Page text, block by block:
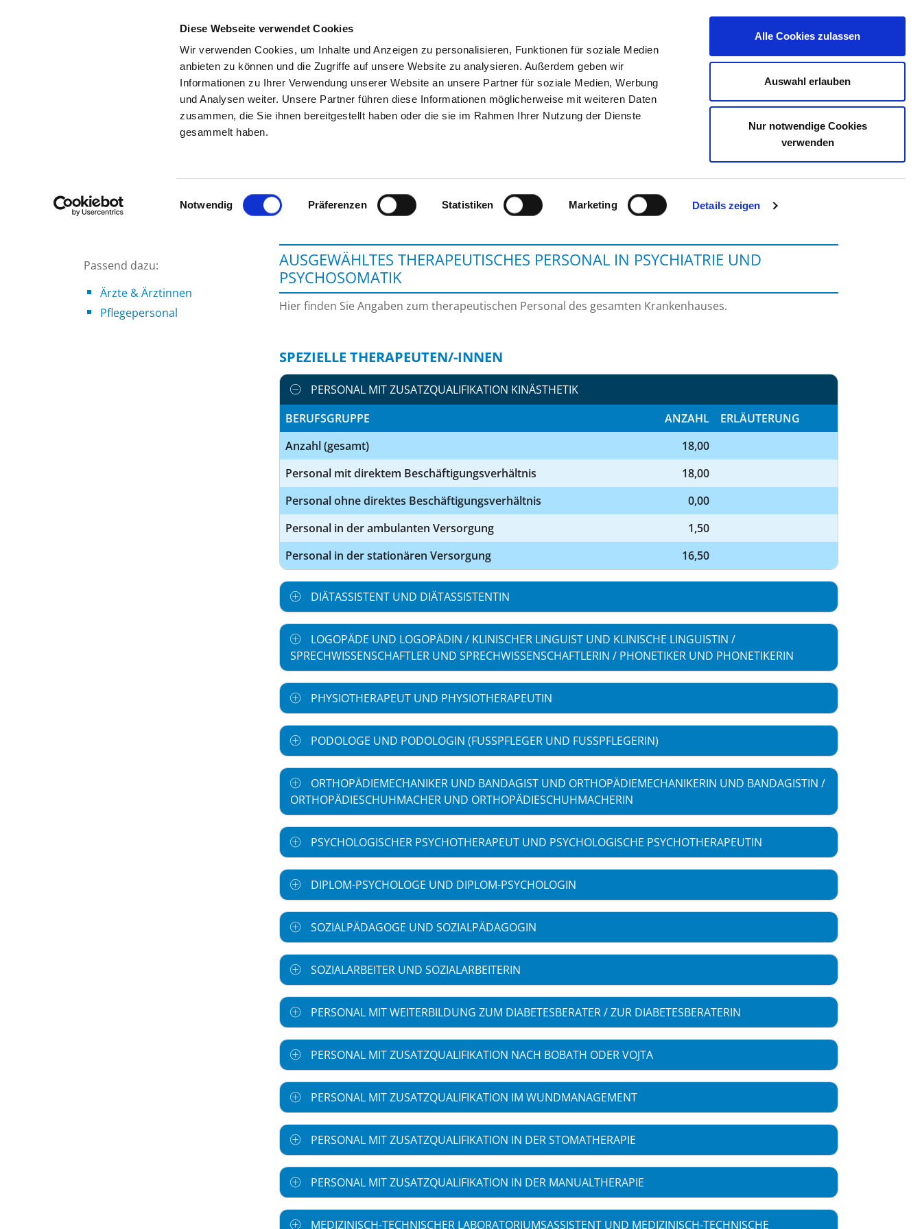
Diese Webseite verwendet Cookies
Wir verwenden Cookies, um Inhalte und Anzeigen zu personalisieren, Funktionen für soziale Medien
anbieten zu können und die Zugriffe auf unsere Website zu analysieren. Außerdem geben wir
Informationen zu Ihrer Verwendung unserer Website an unsere Partner für soziale Medien, Werbung
und Analysen weiter. Unsere Partner führen diese Informationen möglicherweise mit weiteren Daten
zusammen, die Sie ihnen bereitgestellt haben oder die sie im Rahmen Ihrer Nutzung der Dienste
gesammelt haben.
Einwilligungsauswahl
Notwendig Präferenzen Statistiken Marketing Details zeigen
Alle Cookies zulassen
Auswahl erlauben
Nur notwendige Cookies
verwenden
SUCHEN TIPPS & HILFE DAS DKV STELLENBÖRSE KONTAKT IHRE MEINUNG
Zur Krankenhaus-Startseite
Passend dazu:
Ärzte & Ärztinnen
Pflegepersonal
AUSGEWÄHLTES THERAPEUTISCHES PERSONAL IN PSYCHIATRIE UND
PSYCHOSOMATIK
Hier finden Sie Angaben zum therapeutischen Personal des gesamten Krankenhauses.
SPEZIELLE THERAPEUTEN/-INNEN
PERSONAL MIT ZUSATZQUALIFIKATION KINÄSTHETIK
BERUFSGRUPPE
ANZAHL
ERLÄUTERUNG
Anzahl (gesamt)
18,00
Personal mit direktem Beschäftigungsverhältnis
18,00
Personal ohne direktes Beschäftigungsverhältnis
0,00
Personal in der ambulanten Versorgung
1,50
Personal in der stationären Versorgung
16,50
DIÄTASSISTENT UND DIÄTASSISTENTIN
LOGOPÄDE UND LOGOPÄDIN / KLINISCHER LINGUIST UND KLINISCHE LINGUISTIN /
SPRECHWISSENSCHAFTLER UND SPRECHWISSENSCHAFTLERIN / PHONETIKER UND PHONETIKERIN
PHYSIOTHERAPEUT UND PHYSIOTHERAPEUTIN
PODOLOGE UND PODOLOGIN (FUSSPFLEGER UND FUSSPFLEGERIN)
ORTHOPÄDIEMECHANIKER UND BANDAGIST UND ORTHOPÄDIEMECHANIKERIN UND BANDAGISTIN /
ORTHOPÄDIESCHUHMACHER UND ORTHOPÄDIESCHUHMACHERIN
PSYCHOLOGISCHER PSYCHOTHERAPEUT UND PSYCHOLOGISCHE PSYCHOTHERAPEUTIN
DIPLOM-PSYCHOLOGE UND DIPLOM-PSYCHOLOGIN
SOZIALPÄDAGOGE UND SOZIALPÄDAGOGIN
SOZIALARBEITER UND SOZIALARBEITERIN
PERSONAL MIT WEITERBILDUNG ZUM DIABETESBERATER / ZUR DIABETESBERATERIN
PERSONAL MIT ZUSATZQUALIFIKATION NACH BOBATH ODER VOJTA
PERSONAL MIT ZUSATZQUALIFIKATION IM WUNDMANAGEMENT
PERSONAL MIT ZUSATZQUALIFIKATION IN DER STOMATHERAPIE
PERSONAL MIT ZUSATZQUALIFIKATION IN DER MANUALTHERAPIE
MEDIZINISCH-TECHNISCHER LABORATORIUMSASSISTENT UND MEDIZINISCH-TECHNISCHE